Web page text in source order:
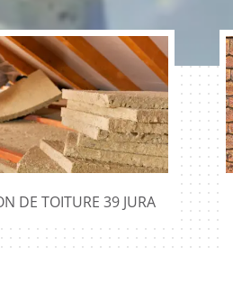
DE TOITURE 39 JURA